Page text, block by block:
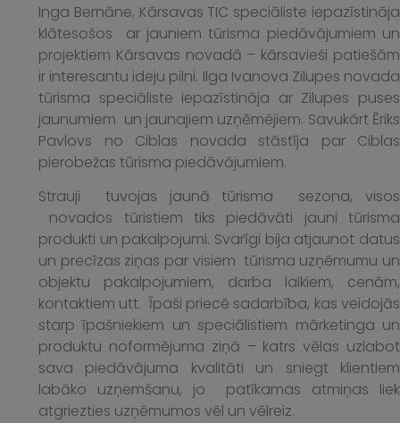
Inga Bernāne, Kārsavas TIC speciāliste iepazīstināja
klātesošos ar jauniem tūrisma piedāvājumiem un
projektiem Kārsavas novadā – kārsavieši patiešām
ir interesantu ideju pilni. Ilga Ivanova Zilupes novada
tūrisma speciāliste iepazīstināja ar Zilupes puses
jaunumiem un jaunajiem uzņēmējiem. Savukārt Ēriks
Pavlovs no Ciblas novada stāstīja par Ciblas
pierobežas tūrisma piedāvājumiem.
Strauji tuvojas jaunā tūrisma sezona, visos
novados tūristiem tiks piedāvāti jauni tūrisma
produkti un pakalpojumi. Svarīgi bija atjaunot datus
un precīzas ziņas par visiem tūrisma uzņēmumu un
objektu pakalpojumiem, darba laikiem, cenām,
kontaktiem utt. Īpaši priecē sadarbība, kas veidojās
starp īpašniekiem un speciālistiem mārketinga un
produktu noformējuma ziņā – katrs vēlas uzlabot
sava piedāvājuma kvalitāti un sniegt klientiem
labāko uzņemšanu, jo patīkamas atmiņas liek
atgriezties uzņēmumos vēl un vēlreiz.